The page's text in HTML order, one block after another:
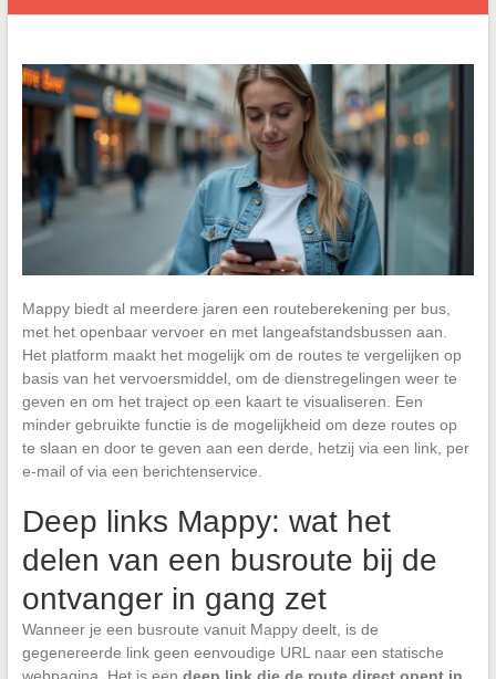
Mappy biedt al meerdere jaren een routeberekening per bus,
met het openbaar vervoer en met langeafstandsbussen aan.
Het platform maakt het mogelijk om de routes te vergelijken op
basis van het vervoersmiddel, om de dienstregelingen weer te
geven en om het traject op een kaart te visualiseren. Een
minder gebruikte functie is de mogelijkheid om deze routes op
te slaan en door te geven aan een derde, hetzij via een link, per
e-mail of via een berichtenservice.
Deep links Mappy: wat het
delen van een busroute bij de
ontvanger in gang zet
Wanneer je een busroute vanuit Mappy deelt, is de
gegenereerde link geen eenvoudige URL naar een statische